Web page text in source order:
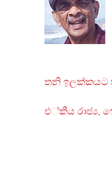
තනි ඉලක්කයට
එ්කීය රාජ්‍ය,